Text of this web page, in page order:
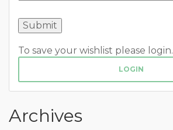
To save your wishlist please login.
LOGIN
Archives